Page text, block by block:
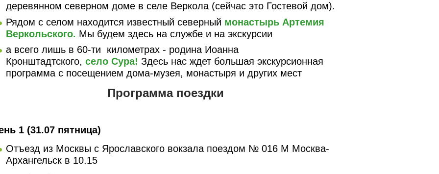
деревянном северном доме в селе Веркола (сейчас это Гостевой дом).
Рядом с селом находится известный северный монастырь Артемия
Веркольского. Мы будем здесь на службе и на экскурсии
а всего лишь в 60-ти километрах - родина Иоанна
Кронштадтского, село Сура! Здесь нас ждет большая экскурсионная
программа с посещением дома-музея, монастыря и других мест
Программа поездки
1 (31.07 пятница)
Отъезд из Москвы с Ярославского вокзала поездом № 016 М Москва-
Архангельск в 10.15